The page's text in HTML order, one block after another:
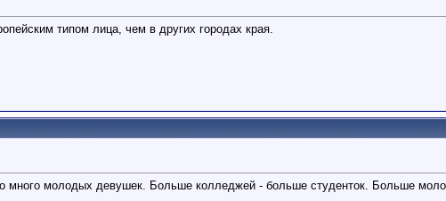
типом лица, чем в других городах края.
много молодых девушек. Больше колледжей - больше студенток. Больше